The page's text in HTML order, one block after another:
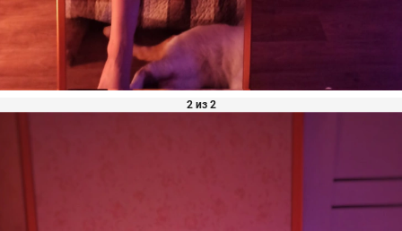
2 из 2